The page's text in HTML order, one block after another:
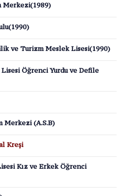
Merkezi(1989)
ve Turizm Meslek Lisesi(1990)
Öğrenci Yurdu ve Defile
Merkezi (A.S.B)
Kreşi
Kız ve Erkek Öğrenci